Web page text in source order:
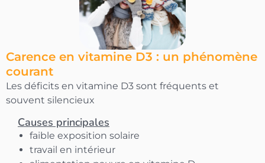
Carence en vitamine D3 : un phénomène
courant
Les déficits en vitamine D3 sont fréquents et
souvent silencieux
Causes principales
faible exposition solaire
travail en intérieur